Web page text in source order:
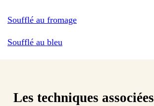
Soufflé au fromage
Soufflé au bleu
Les techniques associées